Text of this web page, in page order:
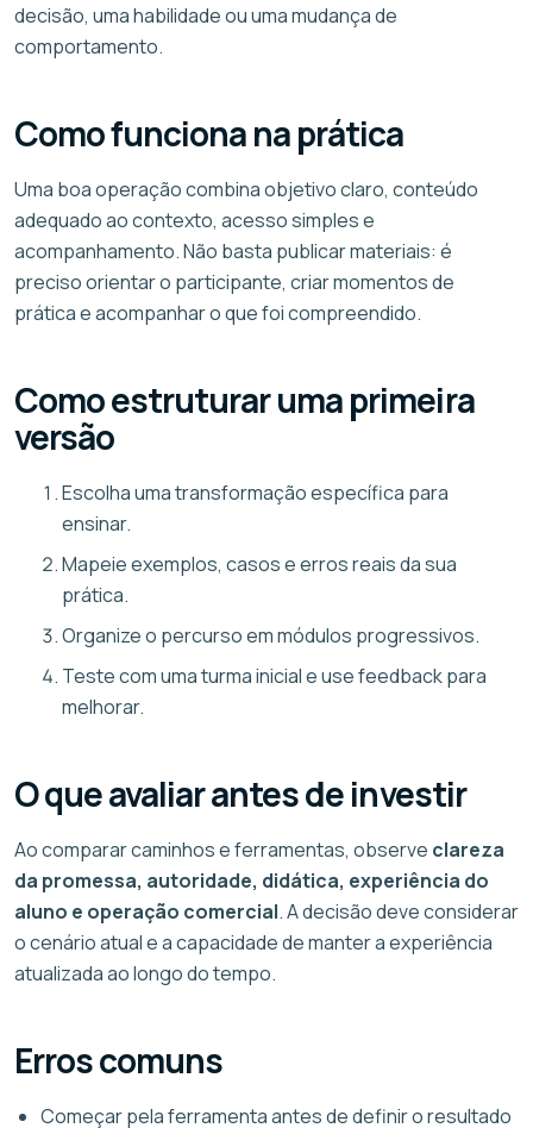
decisão, uma habilidade ou uma mudança de
comportamento.
Como funciona na prática
Uma boa operação combina objetivo claro, conteúdo
adequado ao contexto, acesso simples e
acompanhamento. Não basta publicar materiais: é
preciso orientar o participante, criar momentos de
prática e acompanhar o que foi compreendido.
Como estruturar uma primeira
versão
Escolha uma transformação específica para
ensinar.
Mapeie exemplos, casos e erros reais da sua
prática.
Organize o percurso em módulos progressivos.
Teste com uma turma inicial e use feedback para
melhorar.
O que avaliar antes de investir
Ao comparar caminhos e ferramentas, observe clareza
da promessa, autoridade, didática, experiência do
aluno e operação comercial. A decisão deve considerar
o cenário atual e a capacidade de manter a experiência
atualizada ao longo do tempo.
Erros comuns
Começar pela ferramenta antes de definir o resultado